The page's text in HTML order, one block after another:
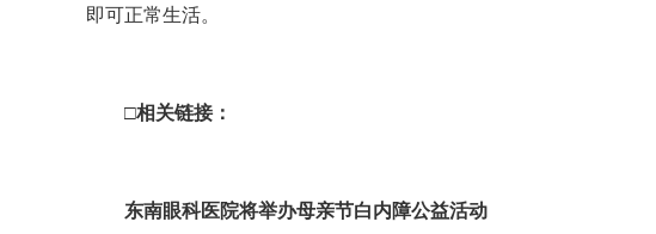
即可正常生活。
□相关链接：
东南眼科医院将举办母亲节白内障公益活动